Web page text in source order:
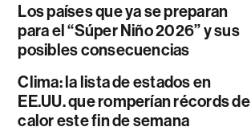
Los países que ya se preparan
para el “Súper Niño 2026” y sus
posibles consecuencias
Clima: la lista de estados en
EE.UU. que romperían récords de
calor este fin de semana